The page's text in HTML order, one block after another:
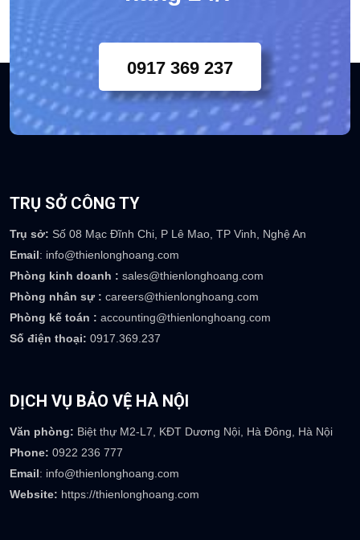
Chuyên viên tư vấn khách
hàng 24/7
TRỤ SỞ CÔNG TY
Phòng kinh doanh : sales@thienlonghoang.com
Phòng nhân sự :
careers@thienlonghoang.com
Phòng kế toán : accounting@thienlonghoang.com
Số điện thoại:0917.369.237